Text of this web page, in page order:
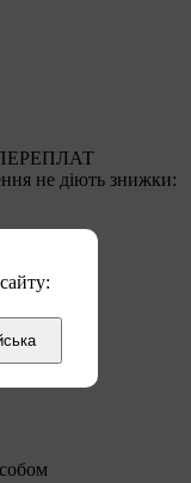
ПЕРЕПЛАТ
не діють знижки: